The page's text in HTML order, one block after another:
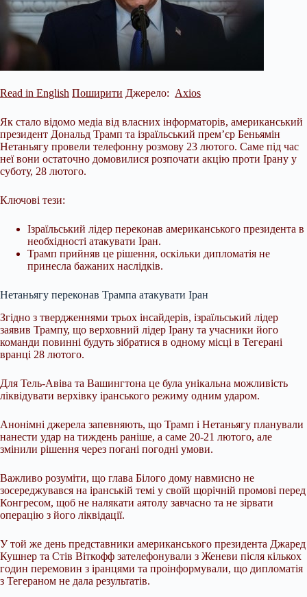
Read in English Поширити Джерело: Axios
Як стало відомо медіа від власних інформаторів, американський
президент Дональд Трамп та ізраїльський прем’єр Беньямін
Нетаньягу провели телефонну розмову 23 лютого. Саме під час
неї вони остаточно домовилися розпочати акцію проти Ірану у
суботу, 28 лютого.
Ключові тези:
Ізраїльський лідер переконав американського президента в
необхідності атакувати Іран.
Трамп прийняв це рішення, оскільки дипломатія не
принесла бажаних наслідків.
Нетаньягу переконав Трампа атакувати Іран
Згідно з твердженнями трьох інсайдерів, ізраїльський лідер
заявив Трампу, що верховний лідер Ірану та учасники його
команди повинні будуть зібратися в одному місці в Тегерані
вранці 28 лютого.
Для Тель-Авіва та Вашингтона це була унікальна можливість
ліквідувати верхівку іранського режиму одним ударом.
Анонімні джерела запевняють, що Трамп і Нетаньягу планували
нанести удар на тиждень раніше, а саме 20-21 лютого, але
змінили рішення через погані погодні умови.
Важливо розуміти, що глава Білого дому навмисно не
зосереджувався на іранській темі у своїй щорічній промові перед
Конгресом, щоб не налякати аятолу завчасно та не зірвати
операцію з його ліквідації.
У той же день представники американського президента Джаред
Кушнер та Стів Віткофф зателефонували з Женеви після кількох
годин перемовин з іранцями та проінформували, що дипломатія
з Тегераном не дала результатів.